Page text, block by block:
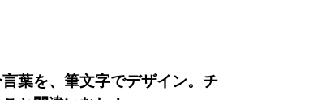
葉を、筆文字でデザイン。チ